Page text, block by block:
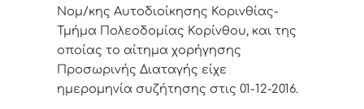
Νομ/κης Αυτοδιοίκησης Κορινθίας-
Τμήμα Πολεοδομίας Κορίνθου, και της
οποίας το αίτημα χορήγησης
Προσωρινής Διαταγής είχε
ημερομηνία συζήτησης στις 01-12-2016.